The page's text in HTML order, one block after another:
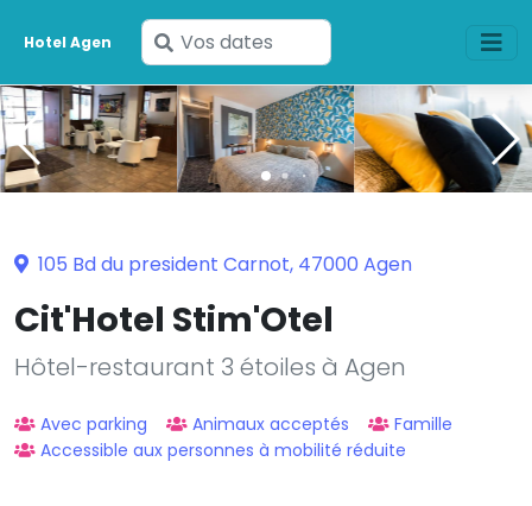
Hotel Agen
Saisissez
vos
dates
105 Bd du president Carnot, 47000 Agen
Cit'Hotel Stim'Otel
Hôtel-restaurant 3 étoiles à Agen
Avec parking Animaux acceptés
Famille
Accessible aux personnes à mobilité réduite